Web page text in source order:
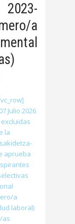
2023-
a
Julio 2026
la
aprueba
a
laboral)
as